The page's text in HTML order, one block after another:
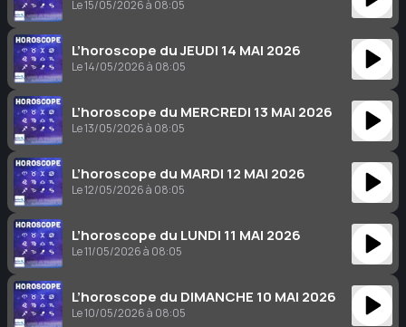
Le 15/05/2026 à 08:05
L’horoscope du JEUDI 14 MAI 2026
Le 14/05/2026 à 08:05
L’horoscope du MERCREDI 13 MAI 2026
Le 13/05/2026 à 08:05
L’horoscope du MARDI 12 MAI 2026
Le 12/05/2026 à 08:05
L’horoscope du LUNDI 11 MAI 2026
Le 11/05/2026 à 08:05
L’horoscope du DIMANCHE 10 MAI 2026
Le 10/05/2026 à 08:05